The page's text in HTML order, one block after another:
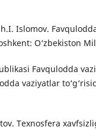
Islomov.
O‘zbekiston
Favqulodda
vaziyatlar
Texnosfera